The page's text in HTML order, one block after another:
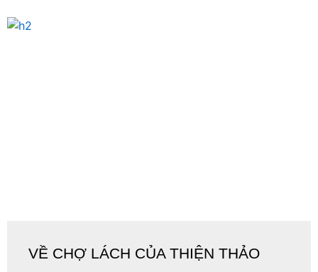
VỀ CHỢ LÁCH CỦA THIỆN THẢO